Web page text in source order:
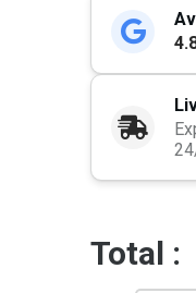
Total :